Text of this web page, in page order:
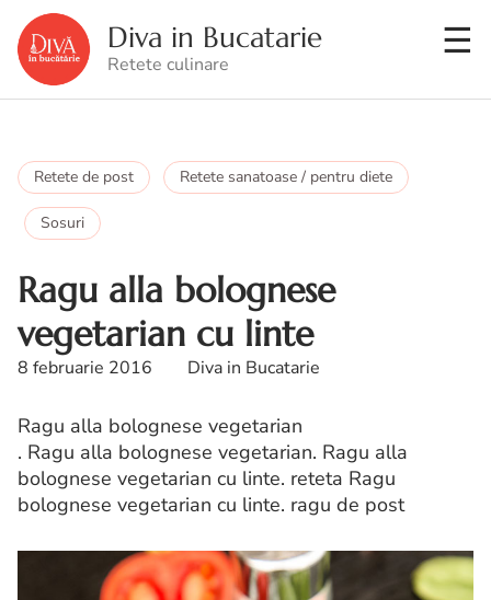
Diva in Bucatarie
Retete culinare
Retete de post Retete sanatoase / pentru diete
Sosuri
Ragu alla bolognese
vegetarian cu linte
8 februarie 2016 Diva in Bucatarie
Ragu alla bolognese vegetarian
. Ragu alla bolognese vegetarian. Ragu alla
bolognese vegetarian cu linte. reteta Ragu
bolognese vegetarian cu linte. ragu de post